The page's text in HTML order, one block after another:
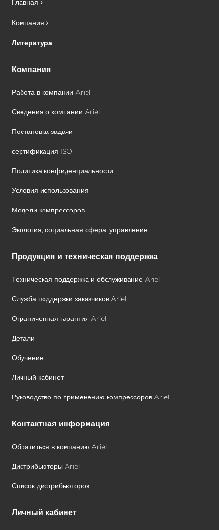
Главная
Компания
Литература
Компания
Работа в компании Ariel
Сведения о компании Ariel
Постановка задачи
сертификация ISO
Политика конфиденциальности
Условия использования
Модели компрессоров
Экология, социальная сфера, управление
Продукция и техническая поддержка
Техническая поддержка и обслуживание Ariel
Служба поддержки заказчиков Ariel
Ограниченная гарантия Ariel
Детали
Обучение
Личный кабинет
Руководство по применению компрессоров Ariel
Контактная информация
Обратиться в компанию Ariel
Дистрибьюторы Ariel
Список дистрибьюторов
Личный кабинет